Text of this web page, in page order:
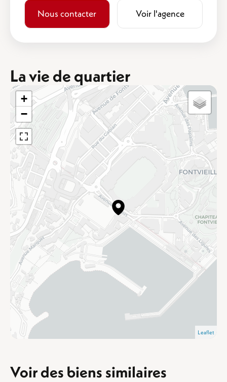
Nous contacter Voir l'agence
La vie de quartier
+
−
Leaflet
Voir des biens similaires